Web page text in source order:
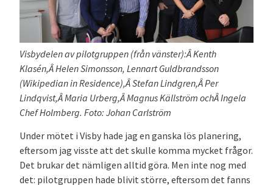
Visbydelen av pilotgruppen (från vänster):Â Kenth
Klasén,Â Helen Simonsson, Lennart Guldbrandsson
(Wikipedian in Residence),Â Stefan Lindgren,Â Per
Lindqvist,Â Maria Urberg,Â Magnus Källström ochÂ Ingela
Chef Holmberg. Foto: Johan Carlström
Under mötet i Visby hade jag en ganska lös planering,
eftersom jag visste att det skulle komma mycket frågor.
Det brukar det nämligen alltid göra. Men inte nog med
det: pilotgruppen hade blivit större, eftersom det fanns